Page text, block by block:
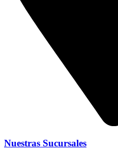
Nuestras Sucursales